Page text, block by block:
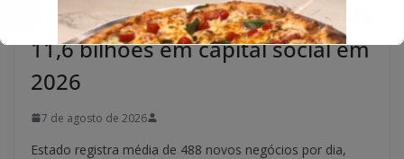
empresas em julho e acumula R$
11,6 bilhões em capital social em
2026
7 de agosto de 2026
Estado registra média de 488 novos negócios por dia,